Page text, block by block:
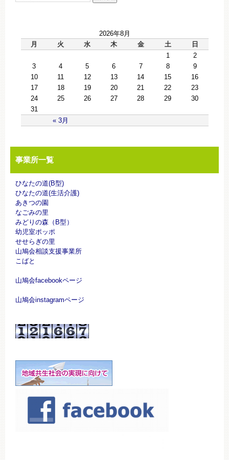
2026年8月
月
火 水 木 金 土 日
« 3月
1
2
3
4 5 6 7 8
9
10
11 12 13 14 15
16
17
18 19 20 21 22
23
24
25 26 27 28 29
30
31
事業所一覧
ひなたの道(B型)
ひなたの道(生活介護)
あきつの園
なごみの里
みどりの森（B型）
幼児室ポッポ
せせらぎの里
山鳩会相談支援事業所
こばと
山鳩会facebookページ
山鳩会instagramページ